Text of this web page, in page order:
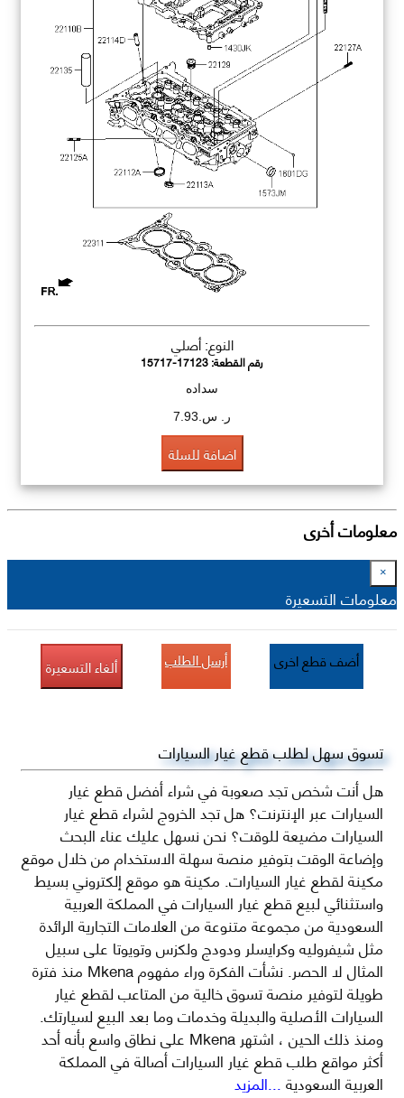
النوع: أصلي
رقم القطعة:15717-17123
سداده
ر. س.7.93
اضافة للسلة
معلومات أخرى
×
معلومات التسعيرة
أضف قطع اخرى أرسل الطلب ألغاء التسعيرة
تسوق سهل لطلب قطع غيار السيارات
هل أنت شخص تجد صعوبة في شراء أفضل قطع غيار
السيارات عبر الإنترنت؟ هل تجد الخروج لشراء قطع غيار
السيارات مضيعة للوقت؟ نحن نسهل عليك عناء البحث
وإضاعة الوقت بتوفير منصة سهلة الاستخدام من خلال موقع
مكينة لقطع غيار السيارات. مكينة هو موقع إلكتروني بسيط
واستثنائي لبيع قطع غيار السيارات في المملكة العربية
السعودية من مجموعة متنوعة من العلامات التجارية الرائدة
مثل شيفروليه وكرايسلر ودودج ولكزس وتويوتا على سبيل
المثال لا الحصر. نشأت الفكرة وراء مفهوم Mkena منذ فترة
طويلة لتوفير منصة تسوق خالية من المتاعب لقطع غيار
السيارات الأصلية والبديلة وخدمات وما بعد البيع لسيارتك.
ومنذ ذلك الحين ، اشتهر Mkena على نطاق واسع بأنه أحد
أكثر مواقع طلب قطع غيار السيارات أصالة في المملكة
العربية السعودية...المزيد